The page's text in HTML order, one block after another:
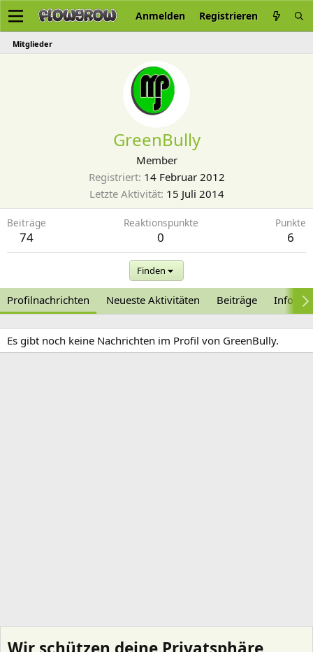
Anmelden Registrieren
Mitglieder
GreenBully
Member
Registriert 14 Februar 2012
Letzte Aktivität 15 Juli 2014
Beiträge
74
Reaktionspunkte
0
Punkte
6
Finden
Profilnachrichten Neueste Aktivitäten Beiträge
Es gibt noch keine Nachrichten im Profil von GreenBully.